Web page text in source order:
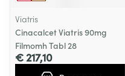
Viatris
Cinacalcet Viatris 90mg
Filmomh Tabl 28
€ 217,10